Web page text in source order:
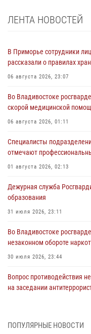
ЛЕНТА НОВОСТЕЙ
В Приморье сотрудники
рассказали о правилах
06 августа 2026, 23:07
Во Владивостоке
скорой медицинской
06 августа 2026, 01:11
Специалисты
отмечают
01 августа 2026, 02:13
Дежурная служба
образования
31 июля 2026, 23:11
Во Владивостоке
незаконном обороте
30 июля 2026, 23:44
Вопрос противодействия
на заседании
Во Владивостоке во дворе
ПОПУЛЯРНЫЕ НОВОСТИ